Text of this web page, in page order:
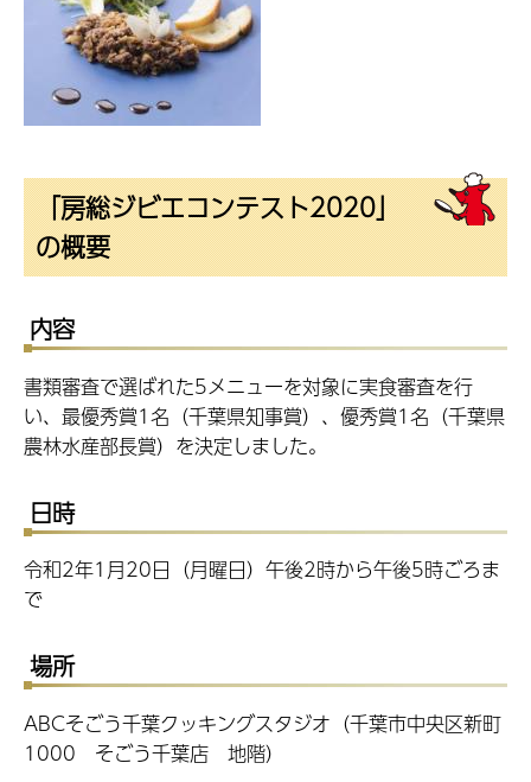
「房総ジビエコンテスト2020」
の概要
内容
書類審査で選ばれた5メニューを対象に実食審査を行
い、最優秀賞1名（千葉県知事賞）、優秀賞1名（千葉県
農林水産部長賞）を決定しました。
日時
令和2年1月20日（月曜日）午後2時から午後5時ごろま
で
場所
ABCそごう千葉クッキングスタジオ（千葉市中央区新町
1000 そごう千葉店 地階）